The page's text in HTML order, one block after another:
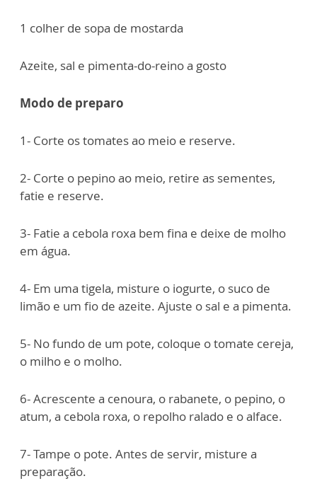
1 colher de sopa de mostarda
Azeite, sal e pimenta-do-reino a gosto
Modo de preparo
1- Corte os tomates ao meio e reserve.
2- Corte o pepino ao meio, retire as sementes,
fatie e reserve.
3- Fatie a cebola roxa bem fina e deixe de molho
em água.
4- Em uma tigela, misture o iogurte, o suco de
limão e um fio de azeite. Ajuste o sal e a pimenta.
5- No fundo de um pote, coloque o tomate cereja,
o milho e o molho.
6- Acrescente a cenoura, o rabanete, o pepino, o
atum, a cebola roxa, o repolho ralado e o alface.
7- Tampe o pote. Antes de servir, misture a
preparação.